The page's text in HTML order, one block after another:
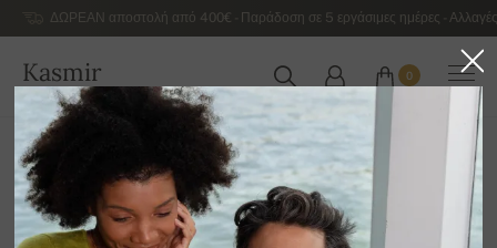
ΔΩΡΕΑΝ αποστολή από 400€ - Παράδοση σε 5 εργάσιμες ημέρες -
Kasmir
ΕΛΛΆΔΑ
0
Αρχική